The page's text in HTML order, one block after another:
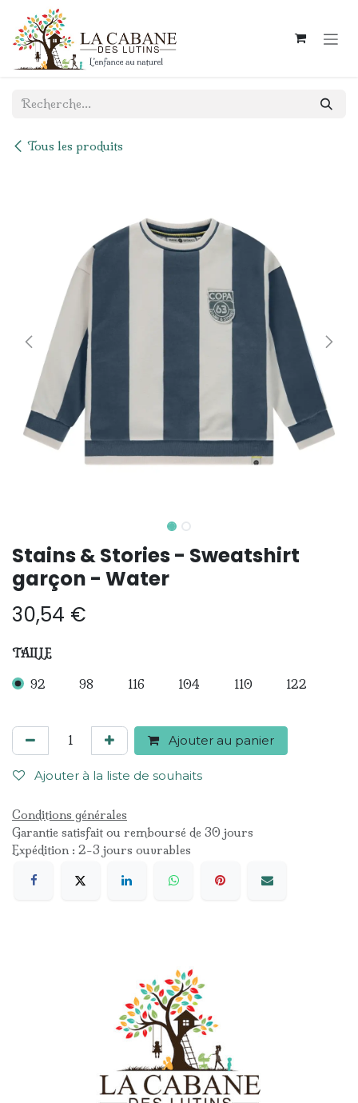
Se rendre au contenu
Tous les produits
Stains & Stories - Sweatshirt
garçon - Water
30,54 €
TAILLE
92 98 116 104 110 122
Ajouter au panier
Ajouter à la liste de souhaits
Conditions générales
Garantie satisfait ou remboursé de 30 jours
Expédition : 2-3 jours ouvrables